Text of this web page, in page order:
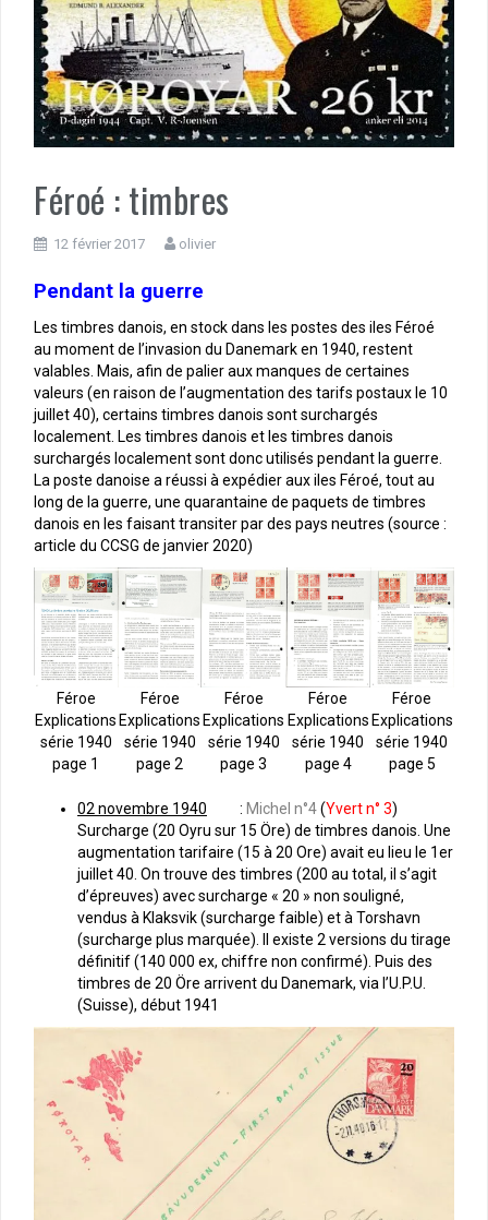
Féroé : timbres
12 février 2017 olivier
Pendant la guerre
Les timbres danois, en stock dans les postes des iles Féroé
au moment de l’invasion du Danemark en 1940, restent
valables. Mais, afin de palier aux manques de certaines
valeurs (en raison de l’augmentation des tarifs postaux le 10
juillet 40), certains timbres danois sont surchargés
localement. Les timbres danois et les timbres danois
surchargés localement sont donc utilisés pendant la guerre.
La poste danoise a réussi à expédier aux iles Féroé, tout au
long de la guerre, une quarantaine de paquets de timbres
danois en les faisant transiter par des pays neutres (source :
article du CCSG de janvier 2020)
Féroe
Explications
série 1940
page 1
Féroe
Explications
série 1940
page 2
Féroe
Explications
série 1940
page 3
Féroe
Explications
série 1940
page 4
Féroe
Explications
série 1940
page 5
02 novembre 1940 : Michel n°4(Yvert n° 3)
Surcharge (20 Oyru sur 15 Öre) de timbres danois. Une
augmentation tarifaire (15 à 20 Ore) avait eu lieu le 1er
juillet 40. On trouve des timbres (200 au total, il s’agit
d’épreuves) avec surcharge « 20 » non souligné,
vendus à Klaksvik (surcharge faible) et à Torshavn
(surcharge plus marquée). Il existe 2 versions du tirage
définitif (140 000 ex, chiffre non confirmé). Puis des
timbres de 20 Öre arrivent du Danemark, via l’U.P.U.
(Suisse), début 1941